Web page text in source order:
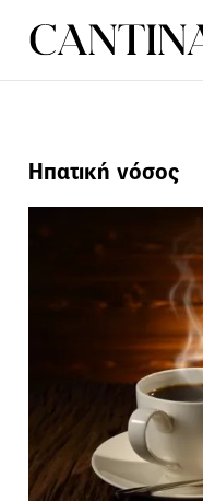
ΣΥΝΤΑΓΕΣ
Ηπατική νόσος